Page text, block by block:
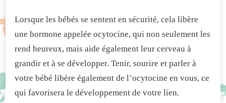
Lorsque les bébés se sentent en sécurité, cela libère
une hormone appelée ocytocine, qui non seulement les
rend heureux, mais aide également leur cerveau à
grandir et à se développer. Tenir, sourire et parler à
votre bébé libère également de l’ocytocine en vous, ce
qui favorisera le développement de votre lien.